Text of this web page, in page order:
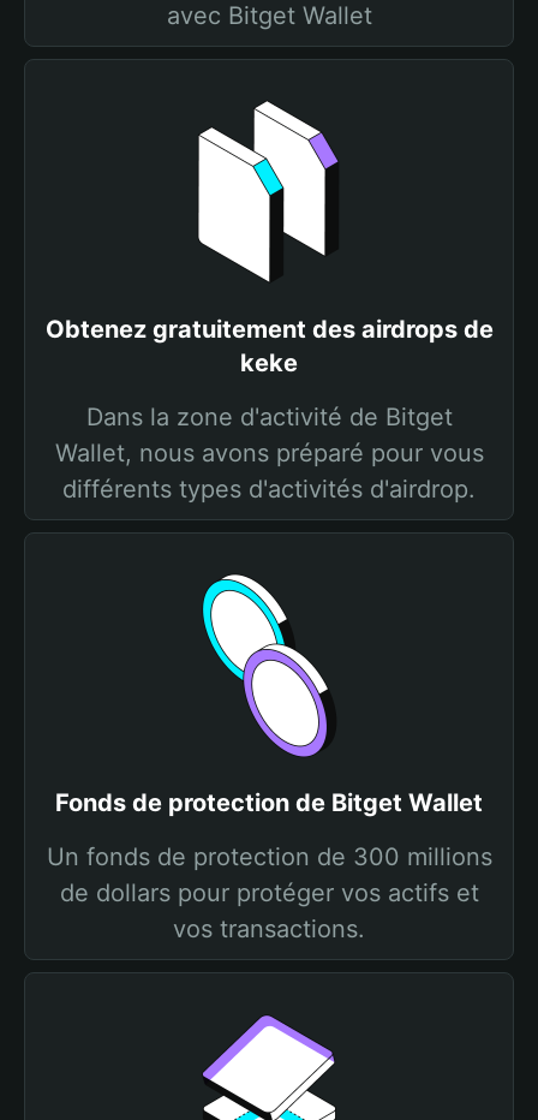
avec Bitget Wallet
Obtenez gratuitement des airdrops de
keke
Dans la zone d'activité de Bitget
Wallet, nous avons préparé pour vous
différents types d'activités d'airdrop.
Fonds de protection de Bitget Wallet
Un fonds de protection de 300 millions
de dollars pour protéger vos actifs et
vos transactions.